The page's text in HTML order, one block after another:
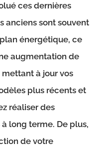
ces dernières
anciens sont souvent
énergétique, ce
augmentation de
mettant à jour vos
plus récents et
réaliser des
long terme. De plus,
de votre